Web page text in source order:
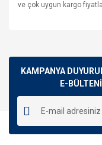
ve çok uygun kargo
kullanarak
Görüş ve önerileriniz
Ürün resmi
Ürün
Ürün bilgilerinde
KAMPANYA
E-